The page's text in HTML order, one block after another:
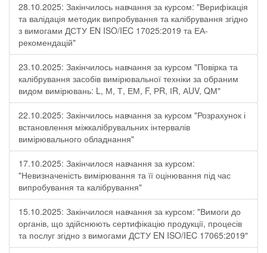
28.10.2025: Закінчилось навчання за курсом: "Верифікація
та валідація методик випробування та калібрування згідно
з вимогами ДСТУ EN ISO/IEC 17025:2019 та ЕА-
рекомендацій"
23.10.2025: Закінчилось навчання за курсом "Повірка та
калібрування засобів вимірювальної техніки за обраним
видом вимірювань: L, М, Т, ЕМ, F, РR, ІR, АUV, QМ"
22.10.2025: Закінчилось навчання за курсом "Розрахунок і
встановлення міжкалібрувальних інтервалів
вимірювального обладнання"
17.10.2025: Закінчилося навчання за курсом:
"Невизначеність вимірювання та її оцінювання під час
випробування та калібрування"
15.10.2025: Закінчилося навчання за курсом: "Вимоги до
органів, що здійснюють сертифікацію продукції, процесів
та послуг згідно з вимогами ДСТУ EN ISO/IEC 17065:2019"